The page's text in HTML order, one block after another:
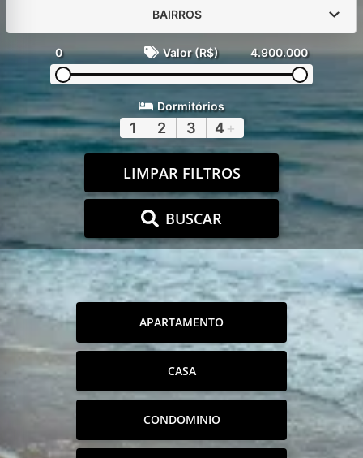
BAIRROS
0 Valor (R$) 4.900.000
Dormitórios
1 2 3 4 +
LIMPAR FILTROS
BUSCAR
APARTAMENTO
CASA
CONDOMINIO